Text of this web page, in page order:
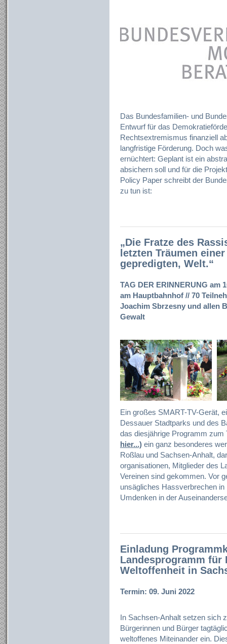
Das Bundesfamilien- und
Entwurf für das
Rechtsextremismus finanziell
langfristige Förderung. Doch
ernüchtert: Geplant ist ein
absichern soll und für die
Policy Paper schreibt der
zu tun ist:
„Die Fratze des
letzten Träumen
gepredigten, Welt.“
TAG DER ERINNERUNG am
am Hauptbahnhof // 70
Joachim Sbrzesny und allen
Gewalt
Ein großes SMART-TV-Gerät,
Dessauer Stadtparks und des
das diesjährige Programm
hier...) ein ganz besonderes
Roßlau und Sachsen-Anhalt,
organisationen, Mitglieder des
Vereinen sind gekommen. Vor
unsägliches Hassverbrechen
Umdenken in der
Einladung
Landesprogramm für
Weltoffenheit in
Termin: 09. Juni 2022
In Sachsen-Anhalt setzen sich
Bürgerinnen und Bürger
weltoffenes Miteinander ein.